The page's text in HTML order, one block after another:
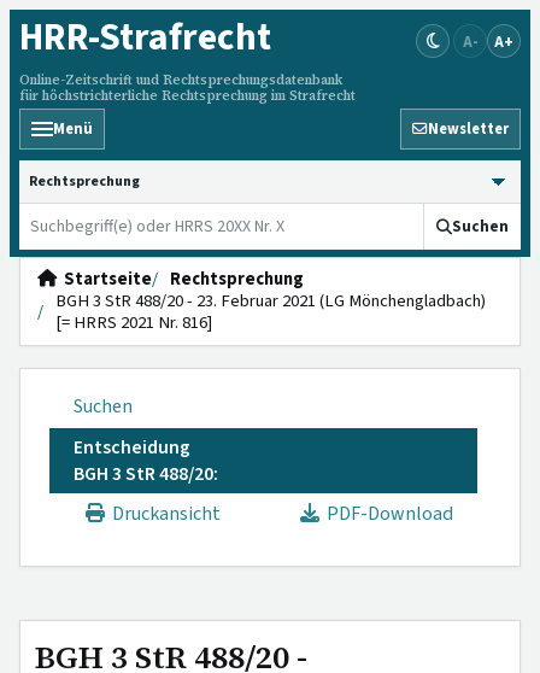
HRR-Strafrecht
Online-Zeitschrift und Rechtsprechungsdatenbank
für höchstrichterliche Rechtsprechung im Strafrecht
A- A+
Menü Newsletter
HRRS durchsuchen
Suchen
Startseite
Rechtsprechung
BGH 3 StR 488/20 - 23. Februar 2021 (LG Mönchengladbach)
[= HRRS 2021 Nr. 816]
Suchen
Entscheidung
BGH 3 StR 488/20:
Druckansicht
PDF-Download
BGH 3 StR 488/20 -